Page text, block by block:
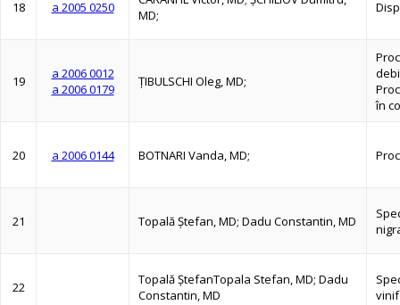
18 a 2005 0250
MD;
19
a 2006 0012
a 2006 0179
ŢIBULSCHI Oleg, MD;
în
20 a 2006 0144 BOTNARI Vanda, MD;
21 Topală Ştefan, MD; Dadu Constantin, MD
22
Topală ŞtefanTopala Stefan, MD; Dadu
Constantin, MD